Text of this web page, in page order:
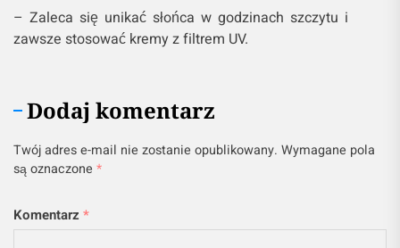
– Zaleca się unikać słońca w godzinach szczytu i
zawsze stosować kremy z filtrem UV.
Dodaj komentarz
Twój adres e-mail nie zostanie opublikowany. Wymagane pola
są oznaczone *
Komentarz *